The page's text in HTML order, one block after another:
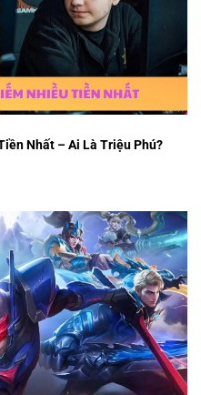
Nhất – Ai Là Triệu Phú?